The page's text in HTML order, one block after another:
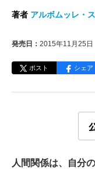
著者 アルボムッレ・
発売日： 2015年11月25日
ポスト シェア
人間関係は、自分